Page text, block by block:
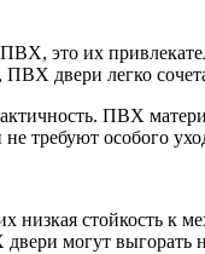
это их
двери легко
ПВХ
требуют особого
стойкость к
могут